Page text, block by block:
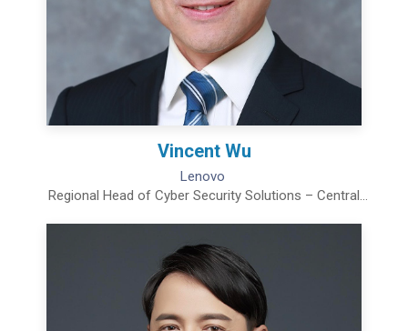
Vincent Wu
Lenovo
Regional Head of Cyber Security Solutions – Central